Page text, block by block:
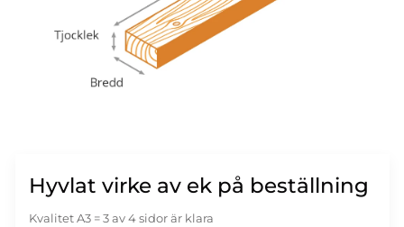
Hyvlat virke av ek på beställning
Kvalitet A3 = 3 av 4 sidor är klara